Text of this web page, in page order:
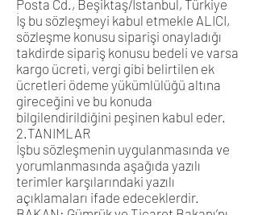
Posta Cd., Beşiktaş/İstanbul, Türkiye
İş bu sözleşmeyi kabul etmekle ALICI,
sözleşme konusu siparişi onayladığı
takdirde sipariş konusu bedeli ve varsa
kargo ücreti, vergi gibi belirtilen ek
ücretleri ödeme yükümlülüğü altına
gireceğini ve bu konuda
bilgilendirildiğini peşinen kabul eder.
2.TANIMLAR
İşbu sözleşmenin uygulanmasında ve
yorumlanmasında aşağıda yazılı
terimler karşılarındaki yazılı
açıklamaları ifade edeceklerdir.